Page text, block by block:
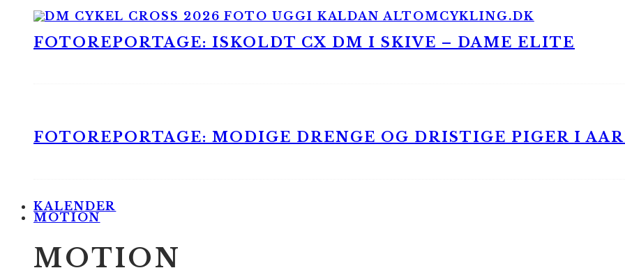
FOTOREPORTAGE: ISKOLDT CX DM I SKIVE – DAME ELITE
FOTOREPORTAGE: MODIGE DRENGE OG DRISTIGE PIGER I
KALENDER
MOTION
MOTION